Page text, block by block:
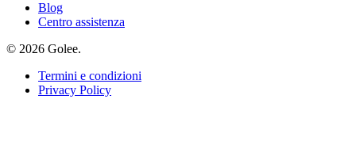
Blog
Centro assistenza
© 2026 Golee.
Termini e condizioni
Privacy Policy